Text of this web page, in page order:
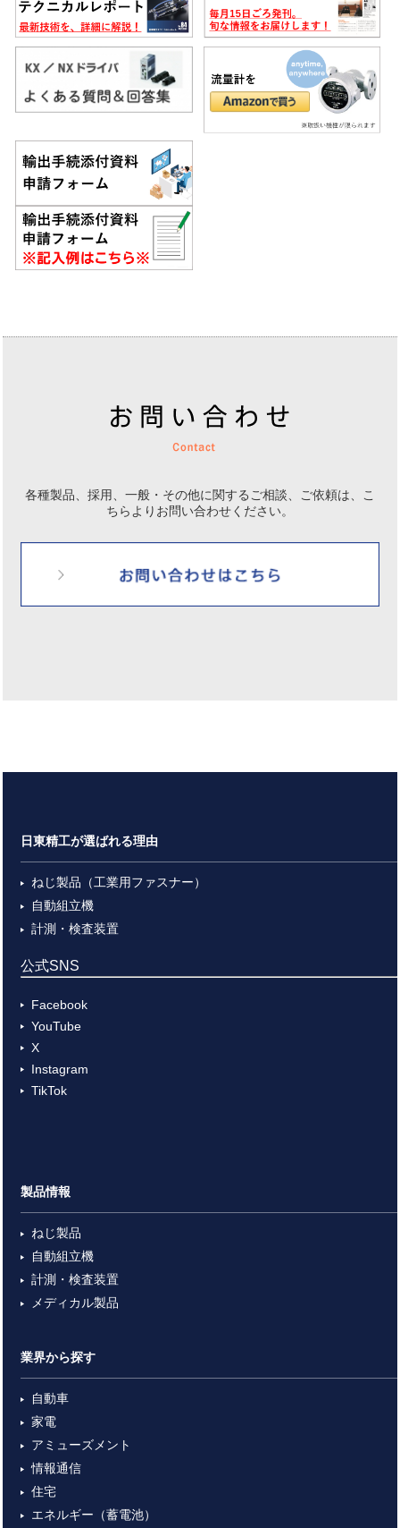
各種製品、採用、一般・その他に関するご相談、ご依頼は、
こ
ちらよりお問い合わせください。
日東精工が選ばれる理由
ねじ製品（工業用ファスナー）
自動組立機
計測・検査装置
公式SNS
Facebook
YouTube
X
Instagram
TikTok
製品情報
ねじ製品
自動組立機
計測・検査装置
メディカル製品
業界から探す
自動車
家電
アミューズメント
情報通信
住宅
エネルギー（蓄電池）